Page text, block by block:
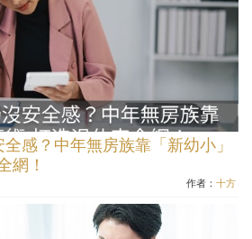
感？中年無房族靠「新幼小」
網！
作者： 十方